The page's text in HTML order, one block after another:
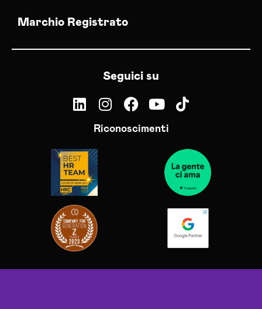
Marchio Registrato
Seguici su
Riconoscimenti